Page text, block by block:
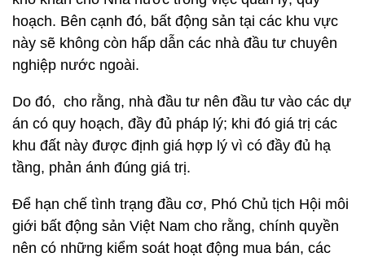
hoạch. Bên cạnh đó, bất động sản tại các khu vực
này sẽ không còn hấp dẫn các nhà đầu tư chuyên
nghiệp nước ngoài.
Do đó, cho rằng, nhà đầu tư nên đầu tư vào các dự
án có quy hoạch, đầy đủ pháp lý; khi đó giá trị các
khu đất này được định giá hợp lý vì có đầy đủ hạ
tầng, phản ánh đúng giá trị.
Để hạn chế tình trạng đầu cơ, Phó Chủ tịch Hội môi
giới bất động sản Việt Nam cho rằng, chính quyền
nên có những kiểm soát hoạt động mua bán, các